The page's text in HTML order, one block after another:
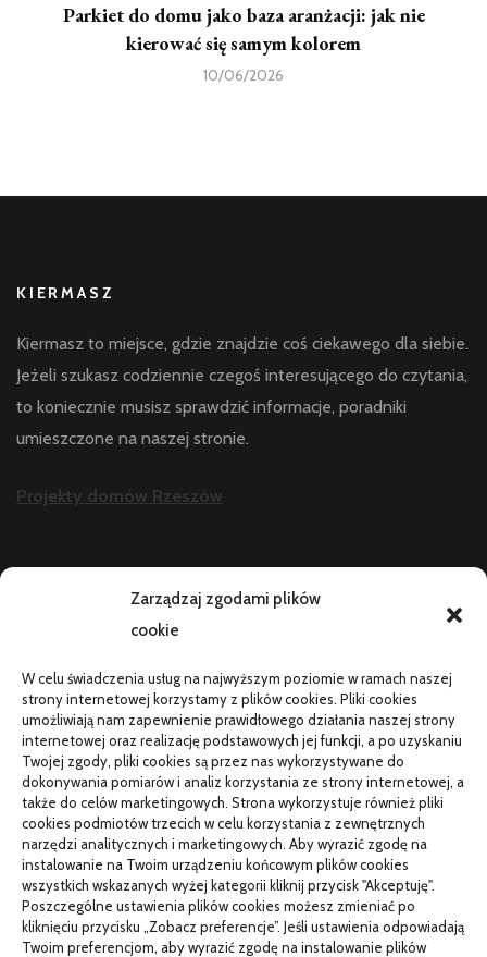
Zarządzaj zgodami plików
cookie
W celu świadczenia usług na najwyższym poziomie w ramach naszej
strony internetowej korzystamy z plików cookies. Pliki cookies
umożliwiają nam zapewnienie prawidłowego działania naszej strony
internetowej oraz realizację podstawowych jej funkcji, a po uzyskaniu
Twojej zgody, pliki cookies są przez nas wykorzystywane do
dokonywania pomiarów i analiz korzystania ze strony internetowej, a
także do celów marketingowych. Strona wykorzystuje również pliki
cookies podmiotów trzecich w celu korzystania z zewnętrznych
narzędzi analitycznych i marketingowych. Aby wyrazić zgodę na
instalowanie na Twoim urządzeniu końcowym plików cookies
wszystkich wskazanych wyżej kategorii kliknij przycisk "Akceptuję".
Poszczególne ustawienia plików cookies możesz zmieniać po
kliknięciu przycisku „Zobacz preferencje”. Jeśli ustawienia odpowiadają
Twoim preferencjom, aby wyrazić zgodę na instalowanie plików
Parkiet do domu jako baza aranżacji: jak nie
kierować się samym kolorem
10/06/2026
KIERMASZ
Kiermasz to miejsce, gdzie znajdzie coś ciekawego dla siebie.
Jeżeli szukasz codziennie czegoś interesującego do czytania,
to koniecznie musisz sprawdzić informacje, poradniki
umieszczone na naszej stronie.
Projekty domów Rzeszów
Telefon zawiesza się i wyłącza pod obciążeniem:
PR od podstaw w małej firmie: nauka i wdrożenie
Termin do specjalisty za kilka miesięcy: co robić
Porządkowanie faktur kosztowych przed wdrożeniem KSeF
TO SIĘ CZYTA
Gorąca oraz poetyczna Hiszpania z kamperem – gdzie
pojechać na wczasy z bliskimi?